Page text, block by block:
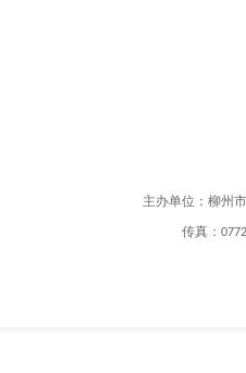
主办单位：柳州
传真：